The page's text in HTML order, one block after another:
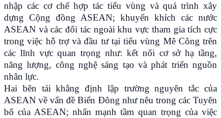
nhập các cơ chế hợp tác tiểu vùng và quá trình xây
dựng Cộng đồng ASEAN; khuyến khích các nước
ASEAN và các đối tác ngoài khu vực tham gia tích cực
trong việc hỗ trợ và đầu tư tại tiểu vùng Mê Công trên
các lĩnh vực quan trọng như: kết nối cơ sở hạ tầng,
năng lượng, công nghệ sáng tạo và phát triển nguồn
nhân lực.
Hai bên tái khẳng định lập trường nguyên tắc của
ASEAN về vấn đề Biển Đông như nêu trong các Tuyên
bố của ASEAN; nhấn mạnh tầm quan trọng của việc